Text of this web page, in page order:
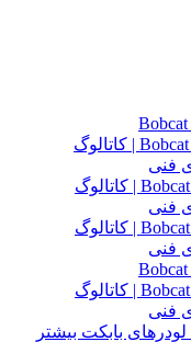
مینی لودر بابکت Bobcat T320 | کاتالوگ
فنی
مینی لودر بابکت Bobcat S185 | کاتالوگ
فنی
مینی لودر بابکت Bobcat S130 | کاتالوگ
فنی
مینی لودر بابکت Bobcat S300 | کاتالوگ
فنی
لودرهای بابکت بیشتر